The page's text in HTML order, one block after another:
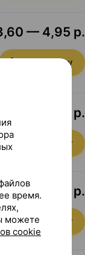
— 4,95 р.
В корзину
— 25,10 р.
В корзину
— 15,21 р.
В корзину
время.
можете
cookie